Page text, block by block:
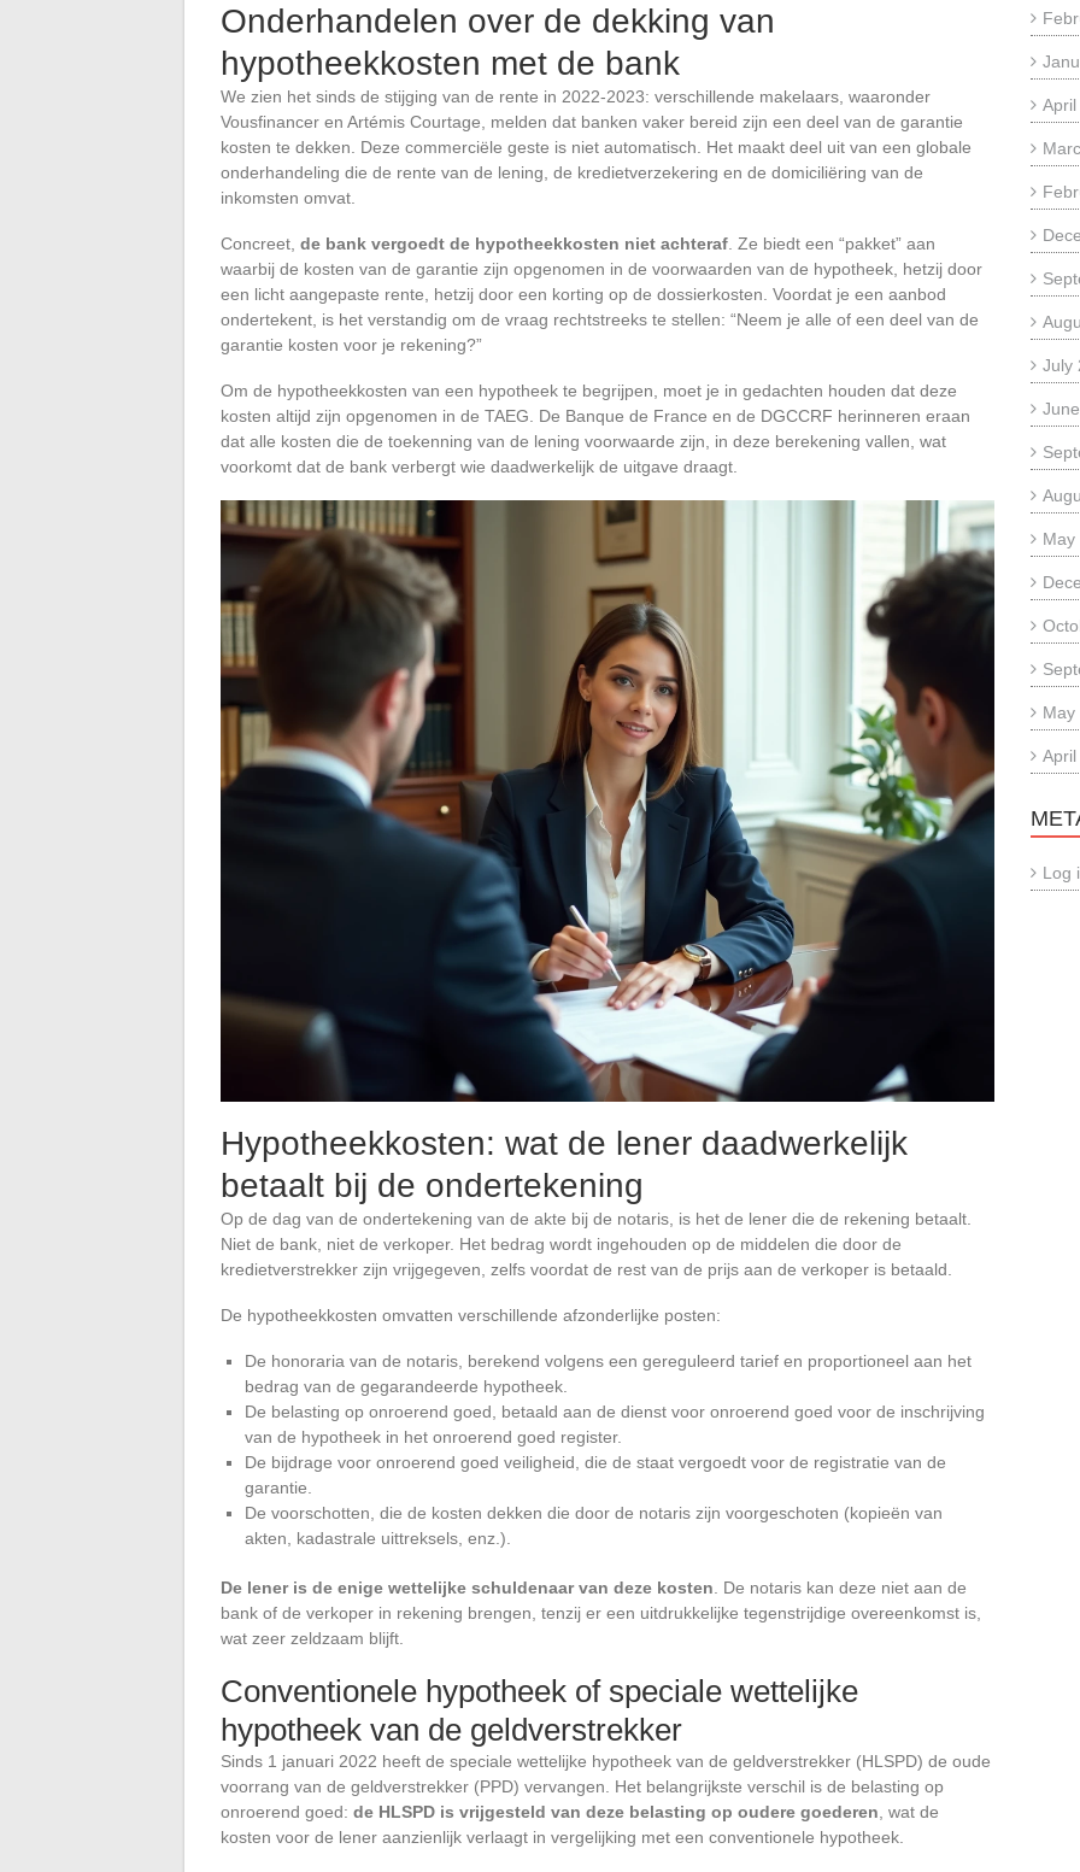
Onderhandelen over de dekking van
hypotheekkosten met de bank
We zien het sinds de stijging van de rente in 2022-2023: verschillende makelaars, waaronder
Vousfinancer en Artémis Courtage, melden dat banken vaker bereid zijn een deel van de garantie
kosten te dekken. Deze commerciële geste is niet automatisch. Het maakt deel uit van een globale
onderhandeling die de rente van de lening, de kredietverzekering en de domiciliëring van de
inkomsten omvat.
Concreet, de bank vergoedt de hypotheekkosten niet achteraf . Ze biedt een “pakket” aan
waarbij de kosten van de garantie zijn opgenomen in de voorwaarden van de hypotheek, hetzij door
een licht aangepaste rente, hetzij door een korting op de dossierkosten. Voordat je een aanbod
ondertekent, is het verstandig om de vraag rechtstreeks te stellen: “Neem je alle of een deel van de
garantie kosten voor je rekening?”
Om de hypotheekkosten van een hypotheek te begrijpen, moet je in gedachten houden dat deze
kosten altijd zijn opgenomen in de TAEG. De Banque de France en de DGCCRF herinneren eraan
dat alle kosten die de toekenning van de lening voorwaarde zijn, in deze berekening vallen, wat
voorkomt dat de bank verbergt wie daadwerkelijk de uitgave draagt.
Hypotheekkosten: wat de lener daadwerkelijk
betaalt bij de ondertekening
Op de dag van de ondertekening van de akte bij de notaris, is het de lener die de rekening betaalt.
Niet de bank, niet de verkoper. Het bedrag wordt ingehouden op de middelen die door de
kredietverstrekker zijn vrijgegeven, zelfs voordat de rest van de prijs aan de verkoper is betaald.
De hypotheekkosten omvatten verschillende afzonderlijke posten:
De honoraria van de notaris, berekend volgens een gereguleerd tarief en proportioneel aan het
bedrag van de gegarandeerde hypotheek.
De belasting op onroerend goed, betaald aan de dienst voor onroerend goed voor de inschrijving
van de hypotheek in het onroerend goed register.
De bijdrage voor onroerend goed veiligheid, die de staat vergoedt voor de registratie van de
garantie.
De voorschotten, die de kosten dekken die door de notaris zijn voorgeschoten (kopieën van
akten, kadastrale uittreksels, enz.).
De lener is de enige wettelijke schuldenaar van deze kosten. De notaris kan deze niet aan de
bank of de verkoper in rekening brengen, tenzij er een uitdrukkelijke tegenstrijdige overeenkomst is,
wat zeer zeldzaam blijft.
Conventionele hypotheek of speciale wettelijke
hypotheek van de geldverstrekker
Sinds 1 januari 2022 heeft de speciale wettelijke hypotheek van de geldverstrekker (HLSPD) de oude
voorrang van de geldverstrekker (PPD) vervangen. Het belangrijkste verschil is de belasting op
onroerend goed: de HLSPD is vrijgesteld van deze belasting op oudere goederen, wat de
kosten voor de lener aanzienlijk verlaagt in vergelijking met een conventionele hypotheek.
July
May
May
Log